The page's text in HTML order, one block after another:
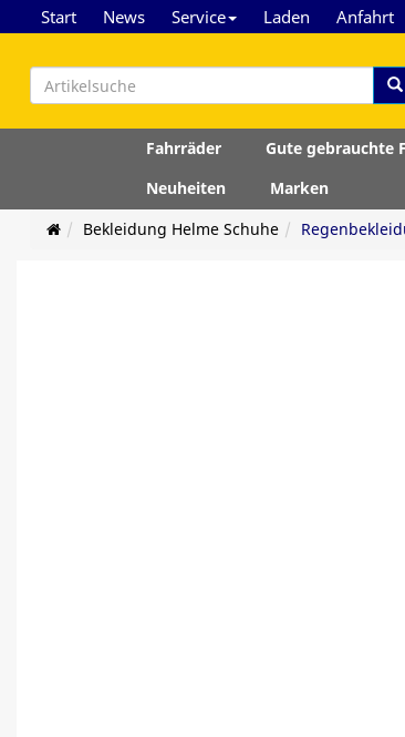
Start News Service Laden Anfahrt
Fahrräder Gute gebrauchte
Neuheiten
Marken
Bekleidung Helme Schuhe